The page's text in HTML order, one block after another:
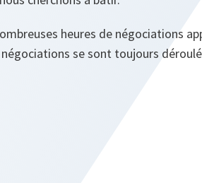
heures de négociations
se sont toujours